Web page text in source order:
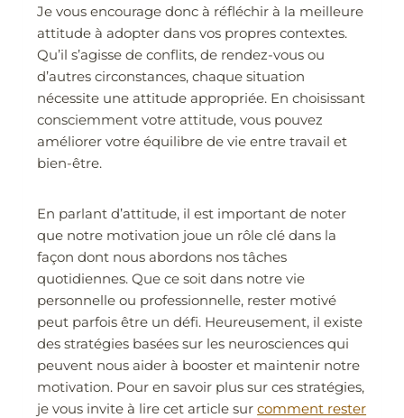
Je vous encourage donc à réfléchir à la meilleure
attitude à adopter dans vos propres contextes.
Qu’il s’agisse de conflits, de rendez-vous ou
d’autres circonstances, chaque situation
nécessite une attitude appropriée. En choisissant
consciemment votre attitude, vous pouvez
améliorer votre équilibre de vie entre travail et
bien-être.
En parlant d’attitude, il est important de noter
que notre motivation joue un rôle clé dans la
façon dont nous abordons nos tâches
quotidiennes. Que ce soit dans notre vie
personnelle ou professionnelle, rester motivé
peut parfois être un défi. Heureusement, il existe
des stratégies basées sur les neurosciences qui
peuvent nous aider à booster et maintenir notre
motivation. Pour en savoir plus sur ces stratégies,
je vous invite à lire cet article surcomment rester